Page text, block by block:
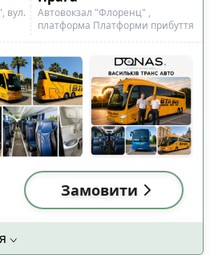
Скинути Застосувати
вул.
Автовокзал "Флоренц" ,
платформа Платформи прибуття
Замовити